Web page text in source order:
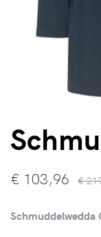
€ 103,96 €
Schmuddelwedda